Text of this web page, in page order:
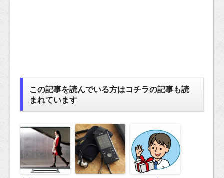
この記事を読んでいる方はコチラの記事も読
まれています